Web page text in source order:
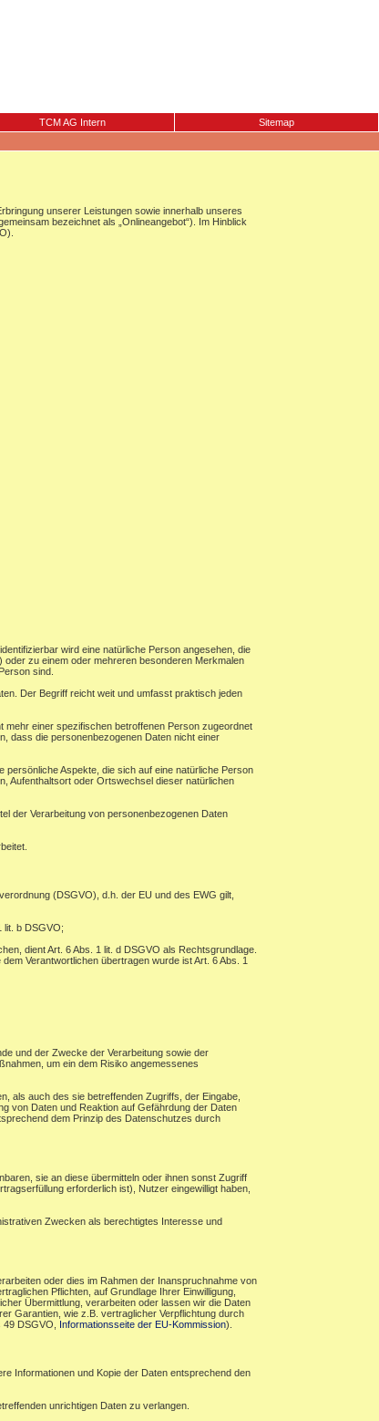
TCM AG Intern Sitemap
unserer Leistungen sowie innerhalb unseres
bezeichnet als „Onlineangebot“). Im Hinblick
wird eine natürliche Person angesehen, die
zu einem oder mehreren besonderen Merkmalen
sind.
Der Begriff reicht weit und umfasst praktisch jeden
mehr einer spezifischen betroffenen Person zugeordnet
dass die personenbezogenen Daten nicht einer
persönliche Aspekte, die sich auf eine natürliche Person
Aufenthaltsort oder Ortswechsel dieser natürlichen
der Verarbeitung von personenbezogenen Daten
(DSGVO), d.h. der EU und des EWG gilt,
lit. b DSGVO;
dient Art. 6 Abs. 1 lit. d DSGVO als Rechtsgrundlage.
Verantwortlichen übertragen wurde ist Art. 6 Abs. 1
und der Zwecke der Verarbeitung sowie der
um ein dem Risiko angemessenes
als auch des sie betreffenden Zugriffs, der Eingabe,
von Daten und Reaktion auf Gefährdung der Daten
dem Prinzip des Datenschutzes durch
sie an diese übermitteln oder ihnen sonst Zugriff
erforderlich ist), Nutzer eingewilligt haben,
Zwecken als berechtigtes Interesse und
oder dies im Rahmen der Inanspruchnahme von
Pflichten, auf Grundlage Ihrer Einwilligung,
Übermittlung, verarbeiten oder lassen wir die Daten
Garantien, wie z.B. vertraglicher Verpflichtung durch
DSGVO, Informationsseite der EU-Kommission).
Informationen und Kopie der Daten entsprechend den
unrichtigen Daten zu verlangen.